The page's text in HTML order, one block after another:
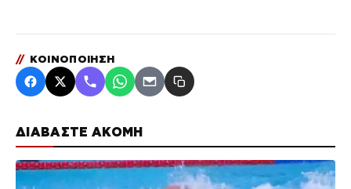
ΔΙΑΒΑΣΤΕ ΑΚΟΜΗ
// ΚΟΙΝΟΠΟΙΗΣΗ